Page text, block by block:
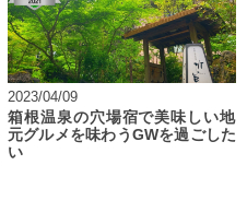
2023/04/09
箱根温泉の穴場宿で美味しい地
元グルメを味わうGWを過ごした
い